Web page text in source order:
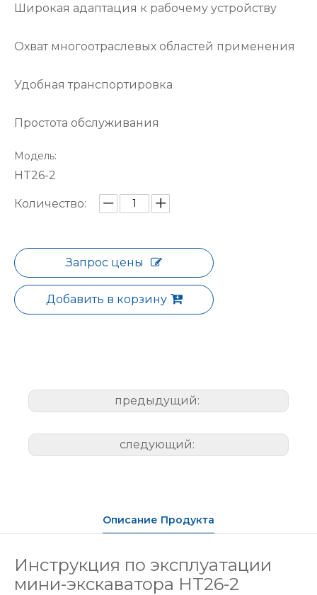
Широкая адаптация к рабочему устройству
Охват многоотраслевых областей применения
Удобная транспортировка
Простота обслуживания
Модель:
HT26-2
Количество:
Запрос цены
Добавить в корзину
предыдущий:
следующий:
Описание Продукта
Инструкция по эксплуатации
мини-экскаватора HT26-2